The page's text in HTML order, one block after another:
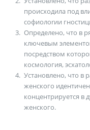
происходила под
софиолоrии
Определено, что в
ключевым
посредством
космология,
Установлено, что в
женского
концентрируется в
женского.